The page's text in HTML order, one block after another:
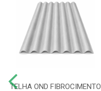
TELHA OND FIBROCIMENTO